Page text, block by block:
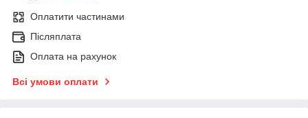
Оплатити частинами
Післяплата
Оплата на рахунок
Всі умови оплати